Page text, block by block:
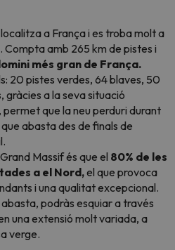
a França i es troba molt a
Compta amb 265 km de pistes i
més gran de França.
20 pistes verdes, 64 blaves, 50
gràcies a la seva situació
que la neu perduri durant
abasta des de finals de
Massif és que el 80% de les
a el Nord,el que provoca
i una qualitat excepcional.
podràs esquiar a través
una extensió molt variada, a
verge.